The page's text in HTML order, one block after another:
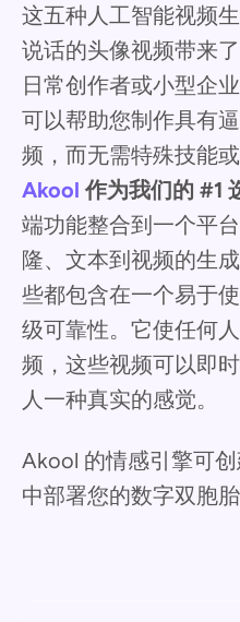
这五种人工智能视频
说话的头像视频带来
日常创作者或小型企
可以帮助您制作具有
频，而无需特殊技能
Akool 作为我们的 #1
端功能整合到一个平
隆、文本到视频的生
些都包含在一个易于
级可靠性。它使任何
频，这些视频可以即
人一种真实的感觉。
Akool 的情感引擎可
中部署您的数字双胞胎